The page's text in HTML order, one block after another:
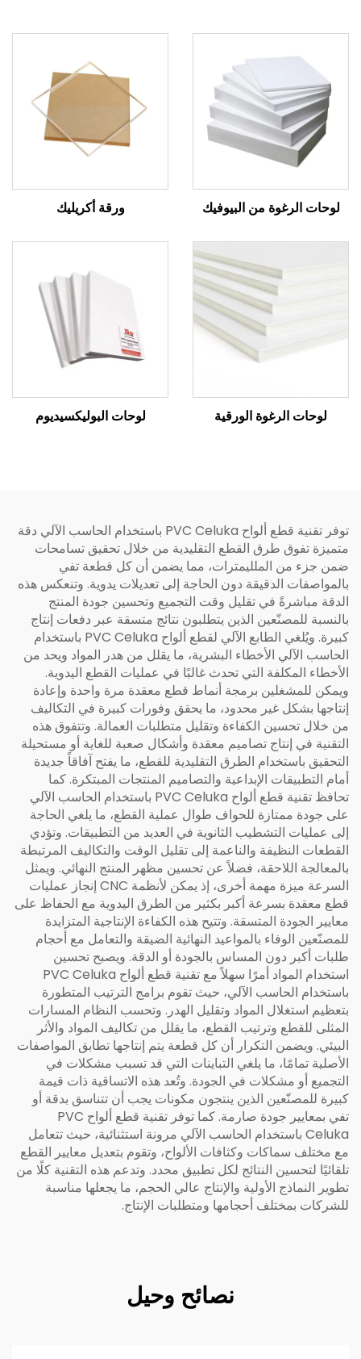
لوحات الرغوة من البيوفيك ورقة أكريليك
لوحات الرغوة الورقية لوحات البوليكسيديوم
توفر تقنية قطع ألواح PVC Celuka باستخدام الحاسب الآلي دقة
متميزة تفوق طرق القطع التقليدية من خلال تحقيق تسامحات
ضمن جزء من الملليمترات، مما يضمن أن كل قطعة تفي
بالمواصفات الدقيقة دون الحاجة إلى تعديلات يدوية. وتنعكس هذه
الدقة مباشرةً في تقليل وقت التجميع وتحسين جودة المنتج
بالنسبة للمصنّعين الذين يتطلبون نتائج متسقة عبر دفعات إنتاج
كبيرة. ويُلغي الطابع الآلي لقطع ألواح PVC Celuka باستخدام
الحاسب الآلي الأخطاء البشرية، ما يقلل من هدر المواد ويحد من
الأخطاء المكلفة التي تحدث غالبًا في عمليات القطع اليدوية.
ويمكن للمشغلين برمجة أنماط قطع معقدة مرة واحدة وإعادة
إنتاجها بشكل غير محدود، ما يحقق وفورات كبيرة في التكاليف
من خلال تحسين الكفاءة وتقليل متطلبات العمالة. وتتفوق هذه
التقنية في إنتاج تصاميم معقدة وأشكال صعبة للغاية أو مستحيلة
التحقيق باستخدام الطرق التقليدية للقطع، ما يفتح آفاقاً جديدة
أمام التطبيقات الإبداعية والتصاميم المنتجات المبتكرة. كما
تحافظ تقنية قطع ألواح PVC Celuka باستخدام الحاسب الآلي
على جودة ممتازة للحواف طوال عملية القطع، ما يلغي الحاجة
إلى عمليات التشطيب الثانوية في العديد من التطبيقات. وتؤدي
القطعات النظيفة والناعمة إلى تقليل الوقت والتكاليف المرتبطة
بالمعالجة اللاحقة، فضلاً عن تحسين مظهر المنتج النهائي. ويمثل
السرعة ميزة مهمة أخرى، إذ يمكن لأنظمة CNC إنجاز عمليات
قطع معقدة بسرعة أكبر بكثير من الطرق اليدوية مع الحفاظ على
معايير الجودة المتسقة. وتتيح هذه الكفاءة الإنتاجية المتزايدة
للمصنّعين الوفاء بالمواعيد النهائية الضيقة والتعامل مع أحجام
طلبات أكبر دون المساس بالجودة أو الدقة. ويصبح تحسين
استخدام المواد أمرًا سهلاً مع تقنية قطع ألواح PVC Celuka
باستخدام الحاسب الآلي، حيث تقوم برامج الترتيب المتطورة
بتعظيم استغلال المواد وتقليل الهدر. وتحسب النظام المسارات
المثلى للقطع وترتيب القطع، ما يقلل من تكاليف المواد والأثر
البيئي. ويضمن التكرار أن كل قطعة يتم إنتاجها تطابق المواصفات
الأصلية تمامًا، ما يلغي التباينات التي قد تسبب مشكلات في
التجميع أو مشكلات في الجودة. وتُعد هذه الاتساقية ذات قيمة
كبيرة للمصنّعين الذين ينتجون مكونات يجب أن تتناسق بدقة أو
تفي بمعايير جودة صارمة. كما توفر تقنية قطع ألواح PVC
Celuka باستخدام الحاسب الآلي مرونة استثنائية، حيث تتعامل
مع مختلف سماكات وكثافات الألواح، وتقوم بتعديل معايير القطع
تلقائيًا لتحسين النتائج لكل تطبيق محدد. وتدعم هذه التقنية كلًا من
تطوير النماذج الأولية والإنتاج عالي الحجم، ما يجعلها مناسبة
للشركات بمختلف أحجامها ومتطلبات الإنتاج.
نصائح وحيل